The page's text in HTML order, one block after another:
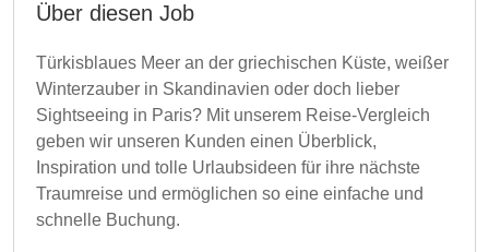
Über diesen Job
Türkisblaues Meer an der griechischen Küste, weißer
Winterzauber in Skandinavien oder doch lieber
Sightseeing in Paris? Mit unserem Reise-Vergleich
geben wir unseren Kunden einen Überblick,
Inspiration und tolle Urlaubsideen für ihre nächste
Traumreise und ermöglichen so eine einfache und
schnelle Buchung.